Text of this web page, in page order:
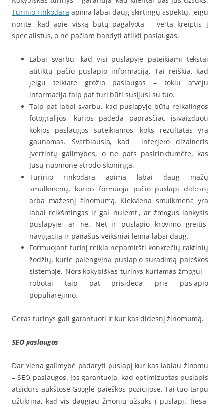
Turinio rinkodara apima labai daug skirtingų aspektų. Jeigu
norite, kad apie viską būtų pagalvota – verta kreiptis į
specialistus, o ne pačiam bandyti atlikti paslaugas.
Labai svarbu, kad visi puslapyje pateikiami tekstai
atitiktų pačio puslapio informaciją. Tai reiškia, kad
jeigu teikiate grožio paslaugas – tokiu atveju
informacija taip pat turi būti susijusi su tuo.
Taip pat labai svarbu, kad puslapyje būtų reikalingos
fotografijos, kurios padeda paprasčiau įsivaizduoti
kokios paslaugos suteikiamos, koks rezultatas yra
gaunamas. Svarbiausia, kad interjero dizaineris
įvertintų galimybes, o ne pats pasirinktumėte, kas
Jūsų nuomone atrodo skoninga.
Turinio rinkodara apima labai daug mažų
smulkmenų, kurios formuoja pačio puslapi didesnį
arba mažesnį žinomumą. Kiekviena smulkmena yra
labai reikšmingas ir gali nulemti, ar žmogus lankysis
puslapyje, ar ne. Net ir puslapio krovimo greitis,
navigacija ir panašūs veiksniai lemia labai daug.
Formuojant turinį reikia nepamiršti konkrečių raktinių
žodžių, kurie palengvina puslapio suradimą paieškos
sistemoje. Nors kokybiškas turinys kuriamas žmogui –
robotai taip pat prisideda prie puslapio
populiarėjimo.
Geras turinys gali garantuoti ir kur kas didesnį žinomumą.
SEO paslaugos
Dar viena galimybė padaryti puslapį kur kas labiau žinomu
– SEO paslaugos. Jos garantuoja, kad optimizuotas puslapis
atsidurs aukštose Google paieškos pozicijose. Tai tuo tarpu
užtikrina, kad vis daugiau žmonių užsuks į puslapį. Tiesa,